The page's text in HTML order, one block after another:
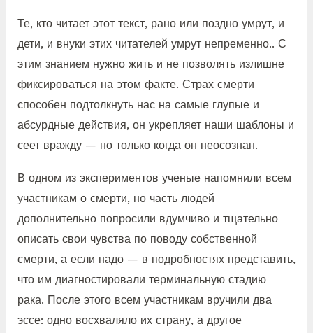
Те, кто читает этот текст, рано или поздно умрут, и
дети, и внуки этих читателей умрут непременно.. С
этим знанием нужно жить и не позволять излишне
фиксироваться на этом факте. Страх смерти
способен подтолкнуть нас на самые глупые и
абсурдные действия, он укрепляет наши шаблоны и
сеет вражду — но только когда он неосознан.
В одном из экспериментов ученые напомнили всем
участникам о смерти, но часть людей
дополнительно попросили вдумчиво и тщательно
описать свои чувства по поводу собственной
смерти, а если надо — в подробностях представить,
что им диагностировали терминальную стадию
рака. После этого всем участникам вручили два
эссе: одно восхваляло их страну, а другое